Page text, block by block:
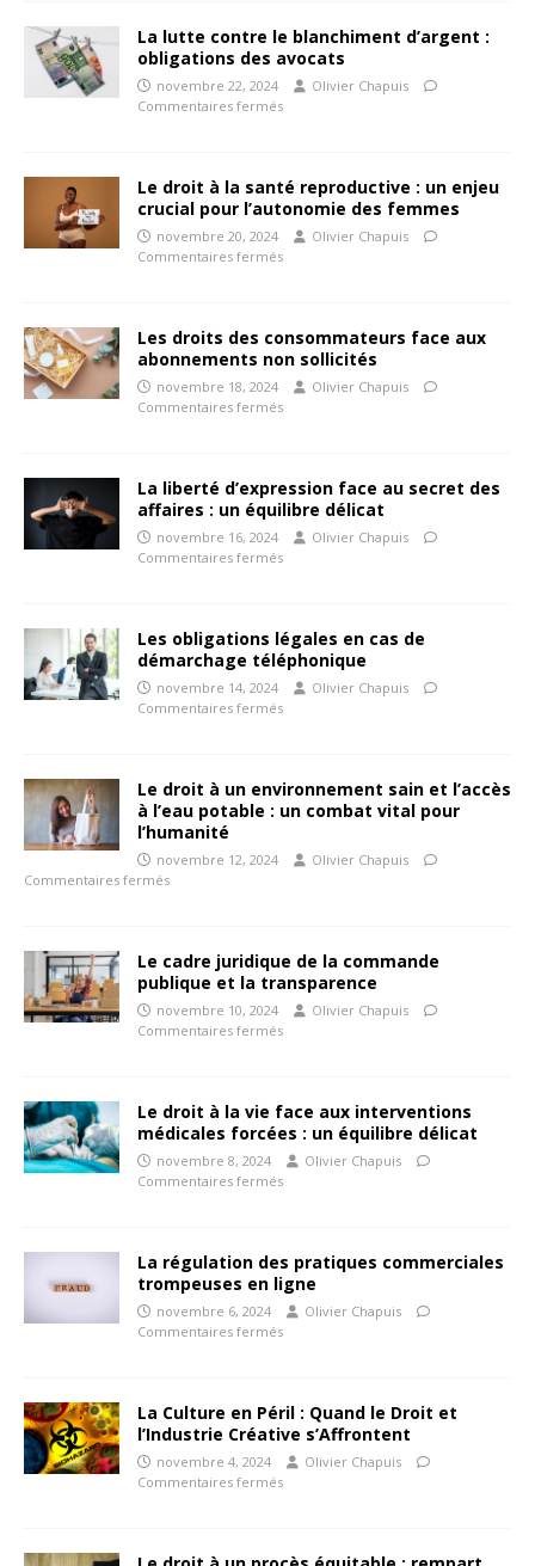
La lutte contre le blanchiment d’argent :
obligations des avocats
novembre 22, 2024
Olivier Chapuis
Commentaires fermés
Le droit à la santé reproductive : un enjeu
crucial pour l’autonomie des femmes
novembre 20, 2024
Olivier Chapuis
Commentaires fermés
Les droits des consommateurs face aux
abonnements non sollicités
novembre 18, 2024
Olivier Chapuis
Commentaires fermés
La liberté d’expression face au secret des
affaires : un équilibre délicat
novembre 16, 2024
Olivier Chapuis
Commentaires fermés
Les obligations légales en cas de
démarchage téléphonique
novembre 14, 2024
Olivier Chapuis
Commentaires fermés
Le droit à un environnement sain et l’accès
à l’eau potable : un combat vital pour
l’humanité
novembre 12, 2024
Olivier Chapuis
Commentaires fermés
Le cadre juridique de la commande
publique et la transparence
novembre 10, 2024
Olivier Chapuis
Commentaires fermés
Le droit à la vie face aux interventions
médicales forcées : un équilibre délicat
novembre 8, 2024
Olivier Chapuis
Commentaires fermés
La régulation des pratiques commerciales
trompeuses en ligne
novembre 6, 2024
Olivier Chapuis
Commentaires fermés
La Culture en Péril : Quand le Droit et
l’Industrie Créative s’Affrontent
novembre 4, 2024
Olivier Chapuis
Commentaires fermés